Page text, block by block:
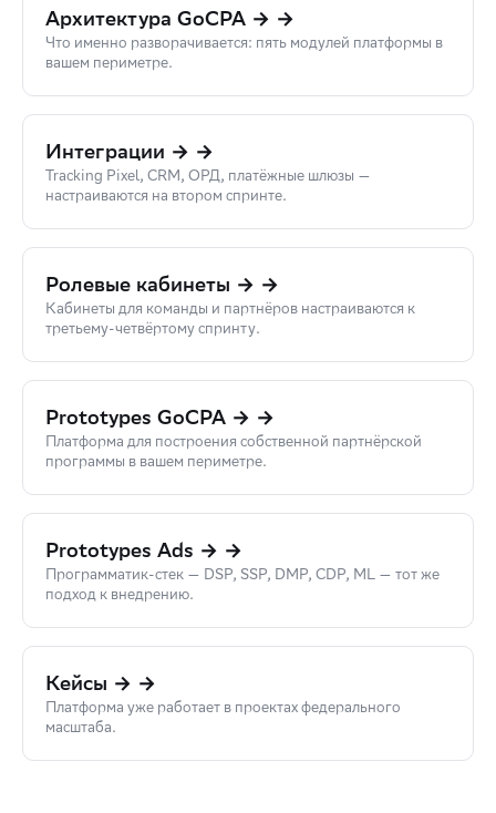
Архитектура GoCPA → →
Что именно разворачивается: пять модулей платформы в
вашем периметре.
Интеграции → →
Tracking Pixel, CRM, ОРД, платёжные шлюзы —
настраиваются на втором спринте.
Ролевые кабинеты → →
Кабинеты для команды и партнёров настраиваются к
третьему-четвёртому спринту.
Prototypes GoCPA → →
Платформа для построения собственной партнёрской
программы в вашем периметре.
Prototypes Ads → →
Программатик-стек — DSP, SSP, DMP, CDP, ML — тот же
подход к внедрению.
Кейсы → →
Платформа уже работает в проектах федерального
масштаба.